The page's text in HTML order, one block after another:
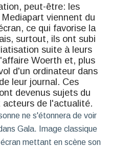
peut-être: les
viennent du
ce qui favorise la
surtout, ils ont subi
suite à leurs
Woerth et, plus
d'un ordinateur dans
leur journal. Ces
devenus sujets du
acteurs de l'actualité.
ne s'étonnera de voir
Gala. Image classique
mettant en scène son